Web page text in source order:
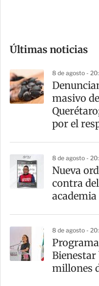
m
a
r
t
Últimas noticias
8 de agosto -
masivo
por el
8 de agosto -
Nueva
contra
8 de agosto -
Bienestar
millones